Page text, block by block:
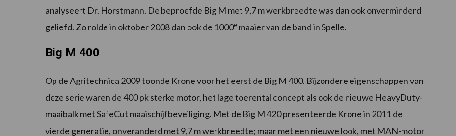
analyseert Dr. Horstmann. De beproefde Big M met 9,7 m werkbreedte was dan ook onverminderd
geliefd. Zo rolde in oktober 2008 dan ook de 1000e maaier van de band in Spelle.
Big M 400
Op de Agritechnica 2009 toonde Krone voor het eerst de Big M 400. Bijzondere eigenschappen van
deze serie waren de 400 pk sterke motor, het lage toerental concept als ook de nieuwe HeavyDuty-
maaibalk met SafeCut maaischijfbeveiliging. Met de Big M 420 presenteerde Krone in 2011 de
vierde generatie, onveranderd met 9,7 m werkbreedte; maar met een nieuwe look, met MAN-motor